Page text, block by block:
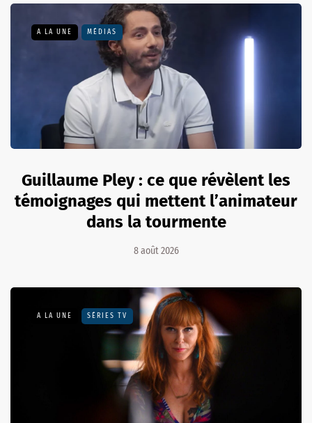
A LA UNE MÉDIAS
Guillaume Pley : ce que révèlent les
témoignages qui mettent l’animateur
dans la tourmente
8 août 2026
A LA UNE SÉRIES TV